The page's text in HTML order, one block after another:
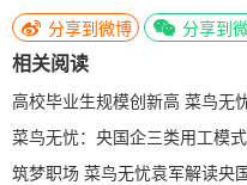
分享到微博 分享到
相关阅读
高校毕业生规模创新高 菜鸟无
菜鸟无忧：央国企三类用工模
筑梦职场 菜鸟无忧袁军解读央